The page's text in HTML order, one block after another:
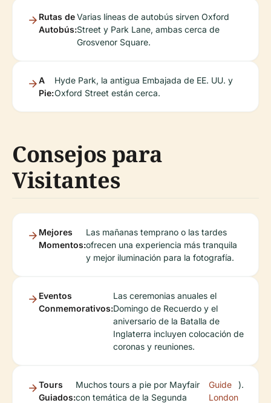
Rutas de
Autobús:
Varias líneas de autobús sirven Oxford
Street y Park Lane, ambas cerca de
Grosvenor Square.
A
Pie:
Hyde Park, la antigua Embajada de EE. UU. y
Oxford Street están cerca.
Consejos para
Visitantes
Mejores
Momentos:
Las mañanas temprano o las tardes
ofrecen una experiencia más tranquila
y mejor iluminación para la fotografía.
Eventos
Conmemorativos:
Las ceremonias anuales el
Domingo de Recuerdo y el
aniversario de la Batalla de
Inglaterra incluyen colocación de
coronas y reuniones.
Tours
Guiados:
Muchos tours a pie por Mayfair
con temática de la Segunda
Guide
London
).